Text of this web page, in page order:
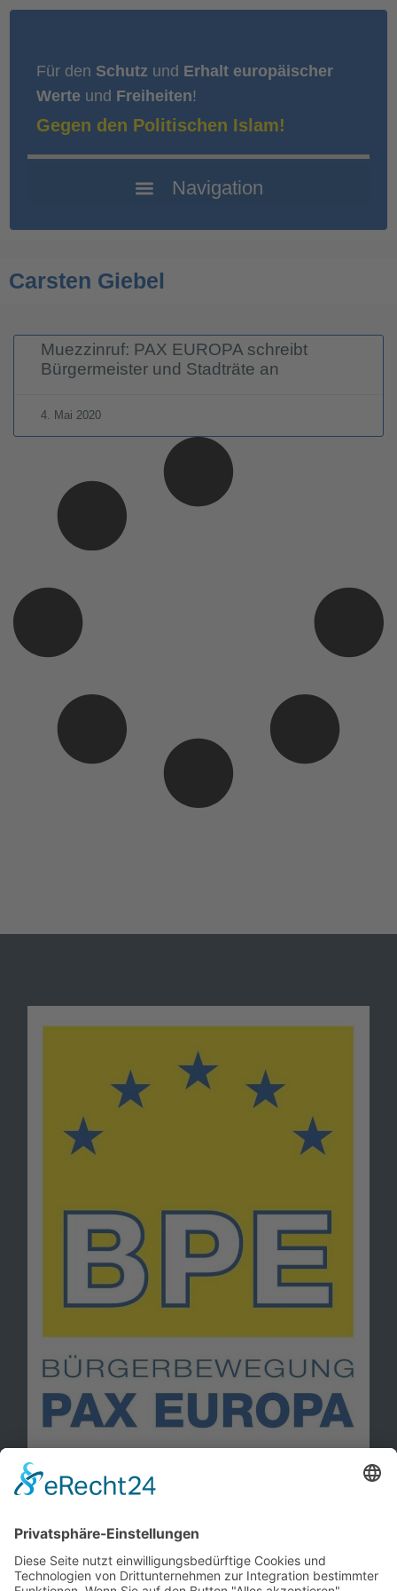
Für den Schutz und Erhalt europäischer
Werte und Freiheiten!
Gegen den Politischen Islam!
Carsten Giebel
Muezzinruf: PAX EUROPA schreibt
Bürgermeister und Stadträte an
4. Mai 2020
Kontakt
Mitglied werden!